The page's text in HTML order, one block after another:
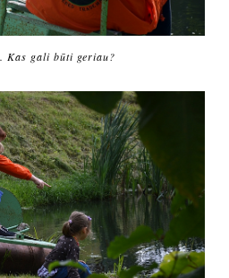
Kas gali būti geriau?